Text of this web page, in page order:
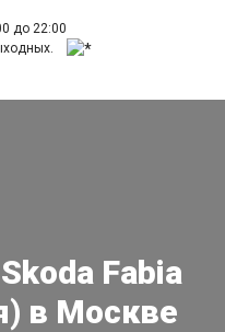
до 22:00
Fabia
в Москве